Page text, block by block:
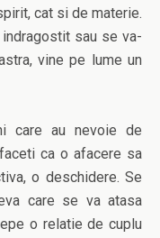
cat si de materie.
sau se va-
vine pe lume un
care au nevoie de
ca o afacere sa
o deschidere. Se
care se va atasa
o relatie de cuplu